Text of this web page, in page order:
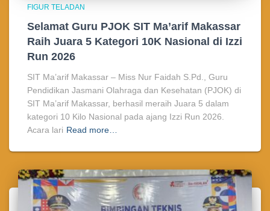
FIGUR TELADAN
Selamat Guru PJOK SIT Ma’arif Makassar
Raih Juara 5 Kategori 10K Nasional di Izzi
Run 2026
SIT Ma’arif Makassar – Miss Nur Faidah S.Pd., Guru
Pendidikan Jasmani Olahraga dan Kesehatan (PJOK) di
SIT Ma’arif Makassar, berhasil meraih Juara 5 dalam
kategori 10 Kilo Nasional pada ajang Izzi Run 2026.
Acara lari Read more…